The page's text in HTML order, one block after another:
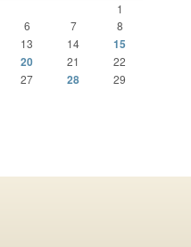
1
6 7 8
13 14
15
20 21 22
27 28 29